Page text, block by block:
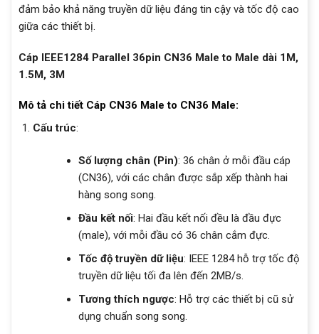
đảm bảo khả năng truyền dữ liệu đáng tin cậy và tốc độ cao
giữa các thiết bị.
Cáp IEEE1284 Parallel 36pin CN36 Male to Male dài 1M,
1.5M, 3M
Mô tả chi tiết Cáp CN36 Male to CN36 Male:
Cấu trúc:
Số lượng chân (Pin): 36 chân ở mỗi đầu cáp
(CN36), với các chân được sắp xếp thành hai
hàng song song.
Đầu kết nối: Hai đầu kết nối đều là đầu đực
(male), với mỗi đầu có 36 chân cắm đực.
Tốc độ truyền dữ liệu: IEEE 1284 hỗ trợ tốc độ
truyền dữ liệu tối đa lên đến 2MB/s.
Tương thích ngược: Hỗ trợ các thiết bị cũ sử
dụng chuẩn song song.